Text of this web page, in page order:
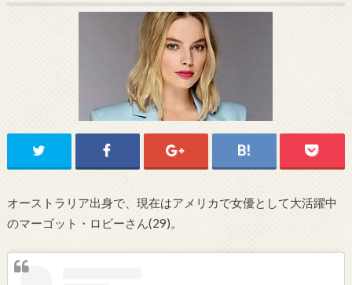
オーストラリア出身で、現在はアメリカで女優として大活躍中
のマーゴット・ロビーさん(29)。